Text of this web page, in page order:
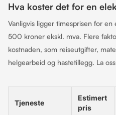
Hva koster det for en
Vanligvis ligger timesprisen for
500 kroner ekskl. mva. Flere
kostnaden, som reiseutgifter,
helgearbeid og hastetillegg. La
Tjeneste
Estimert
pris